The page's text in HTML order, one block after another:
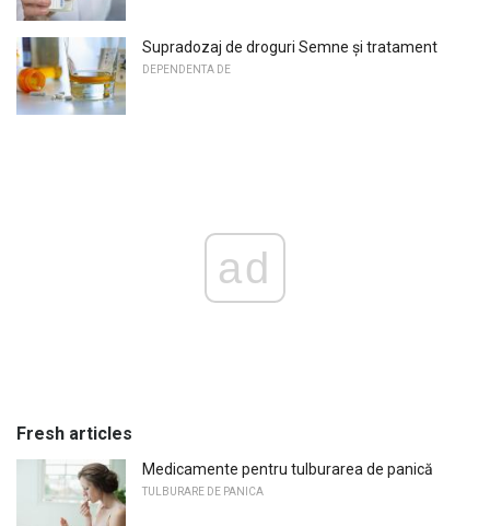
Supradozaj de droguri Semne și tratament
DEPENDENTA DE
ad
Fresh articles
Medicamente pentru tulburarea de panică
TULBURARE DE PANICA